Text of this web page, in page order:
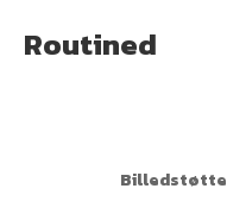
Routined
Billedstøtte